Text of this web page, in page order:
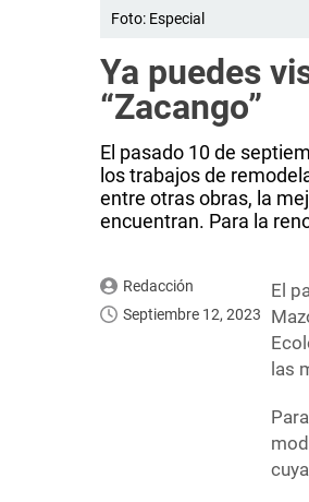
Foto: Especial
Ya puedes
“Zacango”
El pasado 10 de
los trabajos de
entre otras obras, la
encuentran. Para la
Redacción
Septiembre 12, 2023
El
las